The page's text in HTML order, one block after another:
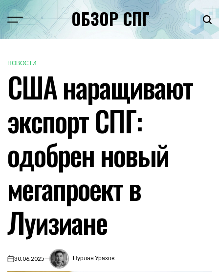
Перейти
к
содержимому
Меню ОБЗОР СПГ
ОПУБЛИКОВАНО
НОВОСТИ
США наращивают
экспорт СПГ:
одобрен новый
мегапроект в
Луизиане
on30.06.2025 Нурлан Уразов